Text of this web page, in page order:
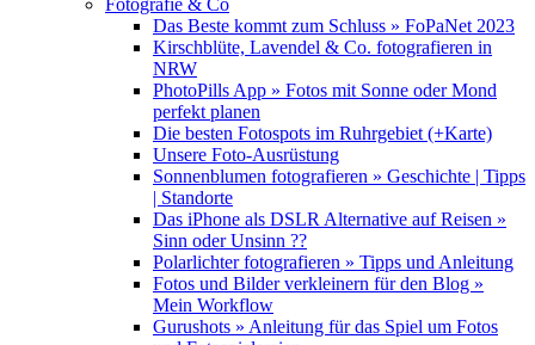
Fotografie & Co
Das Beste kommt zum Schluss » FoPaNet 2023
Kirschblüte, Lavendel & Co. fotografieren in
NRW
PhotoPills App » Fotos mit Sonne oder Mond
perfekt planen
Die besten Fotospots im Ruhrgebiet (+Karte)
Unsere Foto-Ausrüstung
Sonnenblumen fotografieren » Geschichte | Tipps
| Standorte
Das iPhone als DSLR Alternative auf Reisen »
Sinn oder Unsinn ??
Polarlichter fotografieren » Tipps und Anleitung
Fotos und Bilder verkleinern für den Blog »
Mein Workflow
Gurushots » Anleitung für das Spiel um Fotos